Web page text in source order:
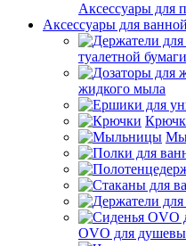
Аксессуары для
Аксессуары для ванной
туалетной бумаги
жидкого мыла
OVO для